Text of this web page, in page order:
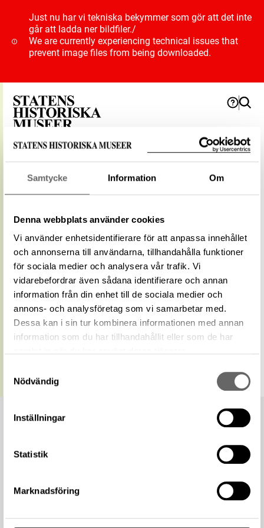
Samtycke Information Om
Denna webbplats använder cookies
Vi använder enhetsidentifierare för att anpassa innehållet
och annonserna till användarna, tillhandahålla funktioner
för sociala medier och analysera vår trafik. Vi
vidarebefordrar även sådana identifierare och annan
information från din enhet till de sociala medier och
annons- och analysföretag som vi samarbetar med.
Dessa kan i sin tur kombinera informationen med annan
information som du har tillhandahållit eller som de har
Nödvändig
Inställningar
Statistik
Marknadsföring
Just nu har vi tekniska bekymmer som gör att det inte
går att ladda ner bildfiler./
We are currently experiencing technical issues that
prevent image files from being downloaded.
Relaterade
föremål
Visa 3 relaterade föremål
URI
https://samlingar.shm.se/geo/65138C75-
A9A6-457D-947E-DC751BA87257
Kopiera URI
All textinformation (metadata) på denna sida är fri att
använda enligt licensen CC0.